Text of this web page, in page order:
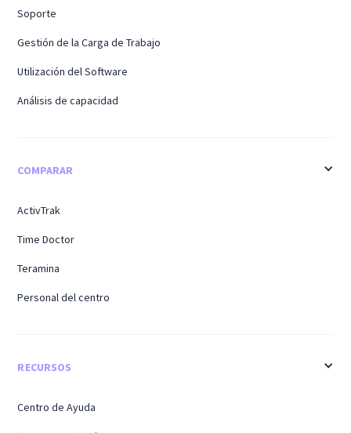
Soporte
Gestión de la Carga de Trabajo
Utilización del Software
Análisis de capacidad
COMPARAR
ActivTrak
Time Doctor
Teramina
Personal del centro
RECURSOS
Centro de Ayuda